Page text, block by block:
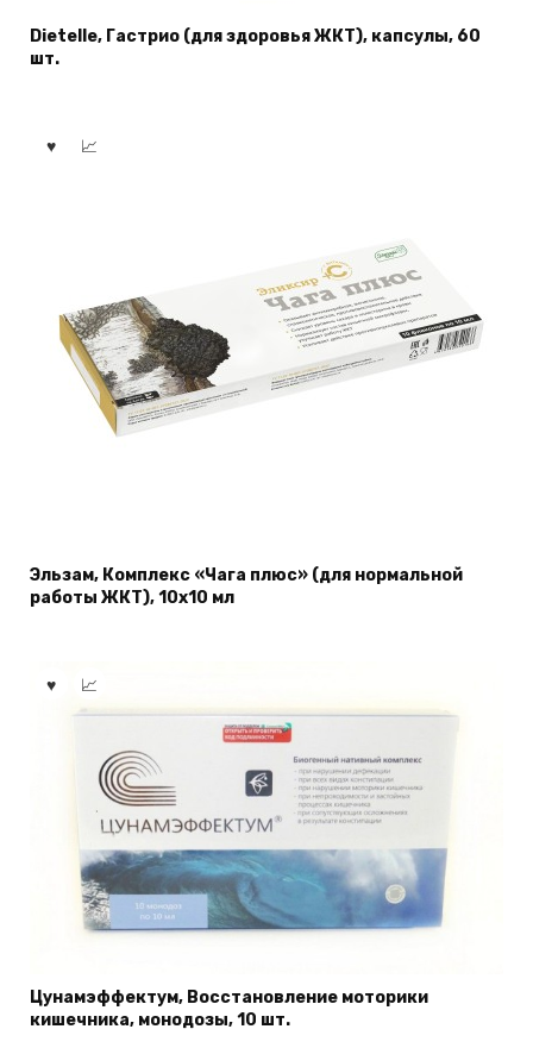
Dietelle, Гастрио (для здоровья ЖКТ), капсулы, 60
шт.
Эльзам, Комплекс «Чага плюс» (для нормальной
работы ЖКТ), 10х10 мл
Цунамэффектум, Восстановление моторики
кишечника, монодозы, 10 шт.